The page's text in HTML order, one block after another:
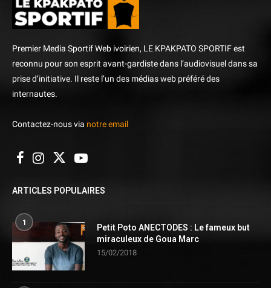
Premier Media Sportif Web ivoirien, LE KPAKPATO SPORTIF est
reconnu pour son esprit avant-gardiste dans l’audiovisuel dans sa
prise d’initiative. Il reste l’un des médias web préféré des
internautes.
Contactez-nous via notre email
ARTICLES POPULAIRES
1
Petit Poto ANECTODES : Le fameux but
miraculeux de Goua Marc
15/02/2018